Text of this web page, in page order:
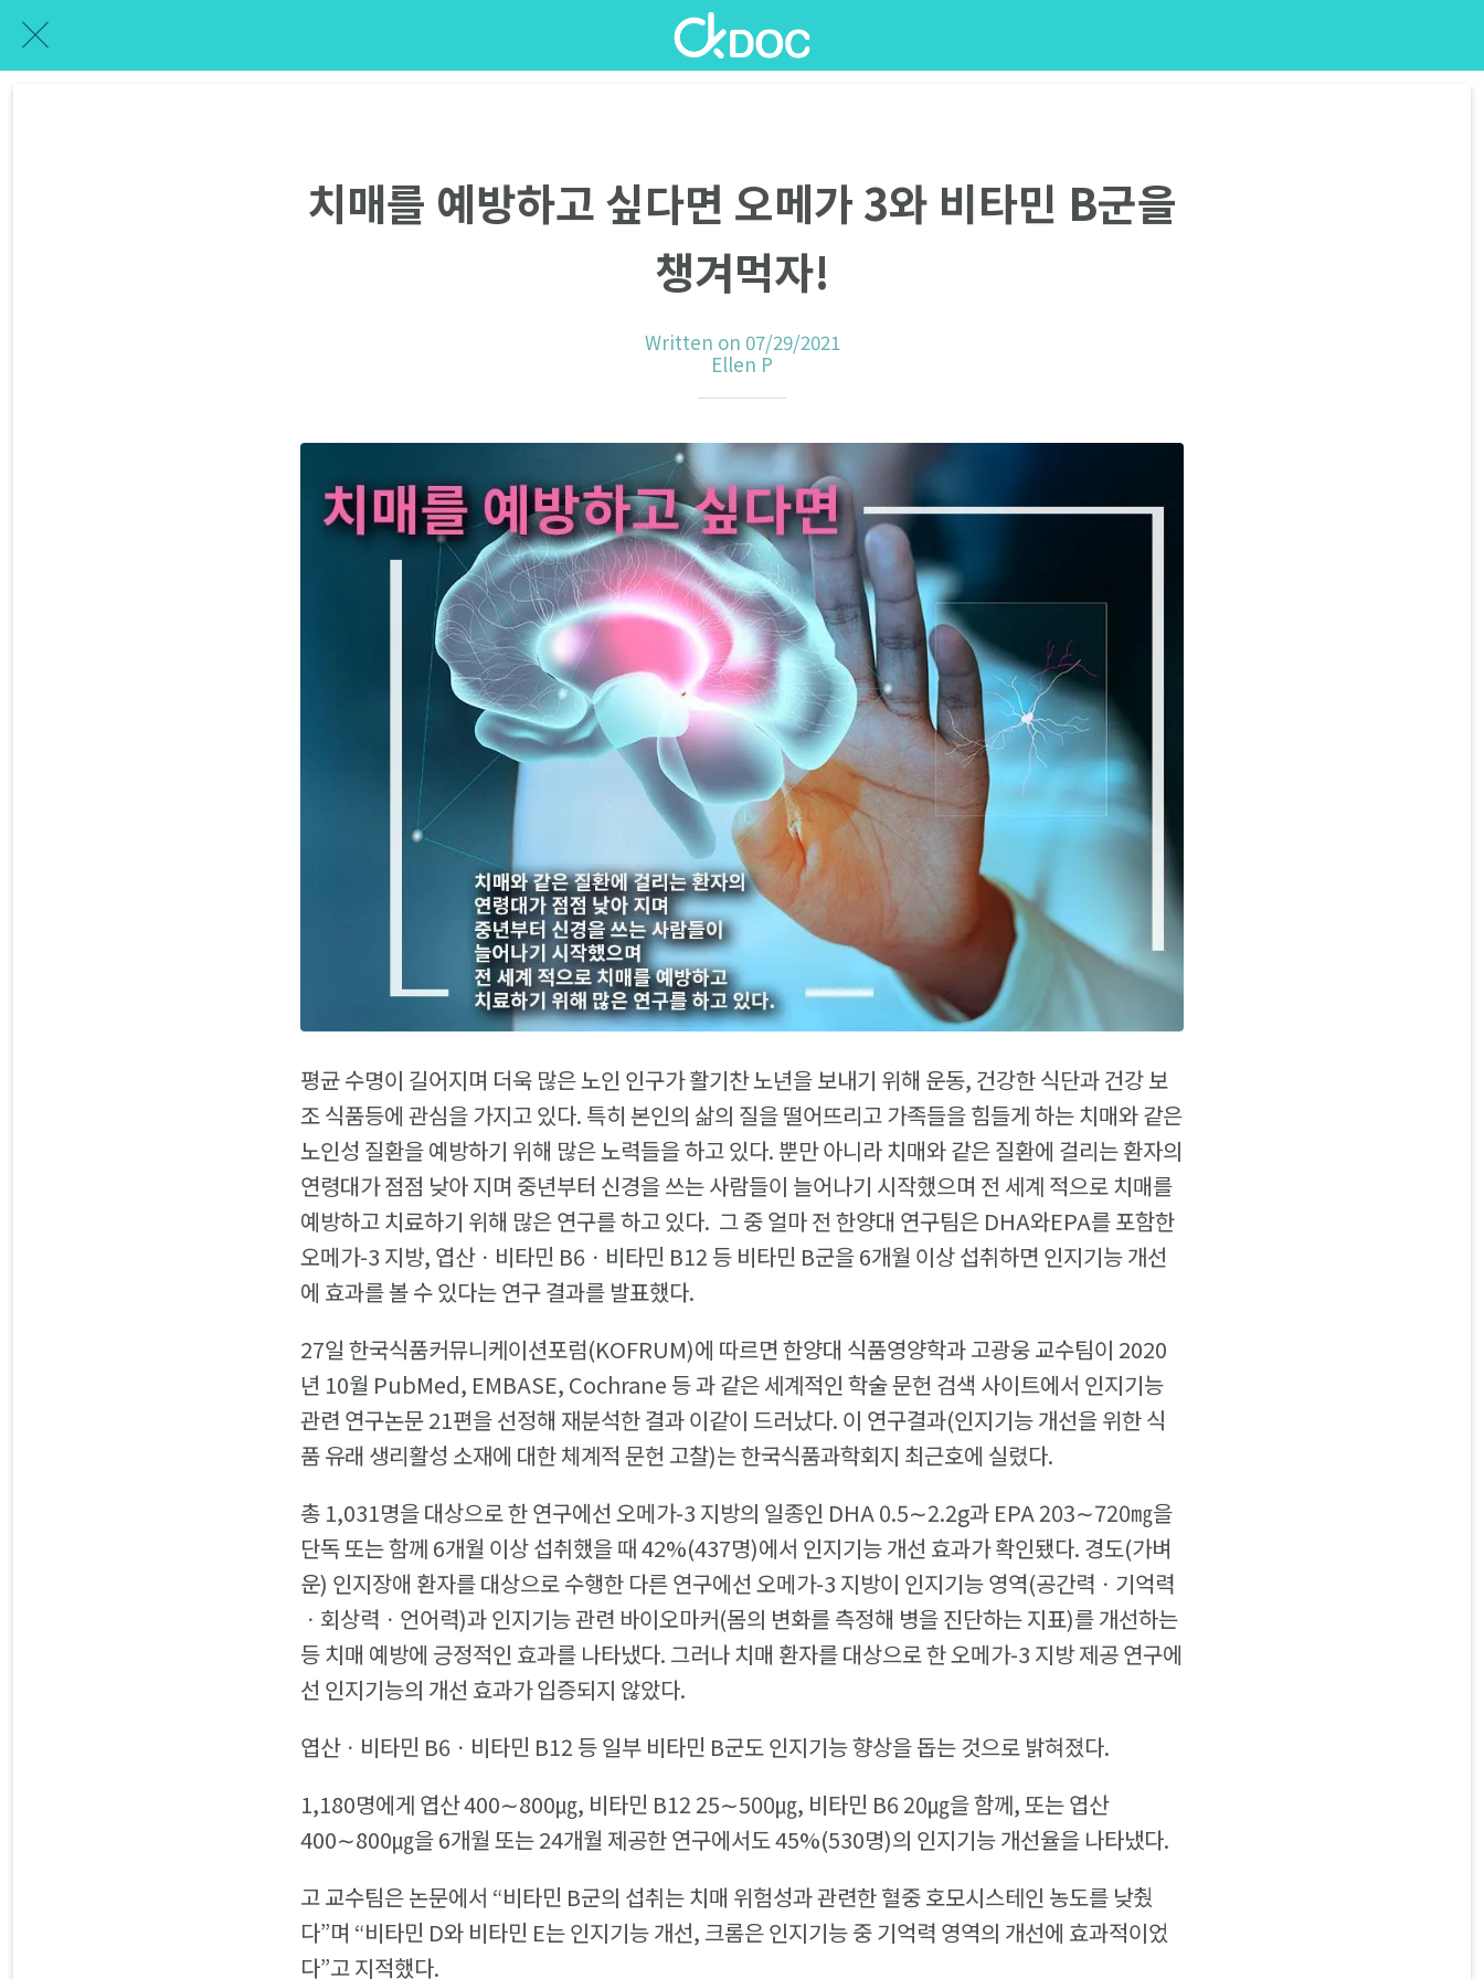
치매를 예방하고 싶다면 오메가 3와 비타민 B군을
챙겨먹자!
Written on 07/29/2021
Ellen P
평균 수명이 길어지며 더욱 많은 노인 인구가 활기찬 노년을 보내기 위해 운동, 건강한 식단과 건강 보
조 식품등에 관심을 가지고 있다. 특히 본인의 삶의 질을 떨어뜨리고 가족들을 힘들게 하는 치매와 같은
노인성 질환을 예방하기 위해 많은 노력들을 하고 있다. 뿐만 아니라 치매와 같은 질환에 걸리는 환자의
연령대가 점점 낮아 지며 중년부터 신경을 쓰는 사람들이 늘어나기 시작했으며 전 세계 적으로 치매를
예방하고 치료하기 위해 많은 연구를 하고 있다. 그 중 얼마 전 한양대 연구팀은 DHA와EPA를 포함한
오메가-3 지방, 엽산ㆍ비타민 B6ㆍ비타민 B12 등 비타민 B군을 6개월 이상 섭취하면 인지기능 개선
에 효과를 볼 수 있다는 연구 결과를 발표했다.
27일 한국식품커뮤니케이션포럼(KOFRUM)에 따르면 한양대 식품영양학과 고광웅 교수팀이 2020
년 10월 PubMed, EMBASE, Cochrane 등 과 같은 세계적인 학술 문헌 검색 사이트에서 인지기능
관련 연구논문 21편을 선정해 재분석한 결과 이같이 드러났다. 이 연구결과(인지기능 개선을 위한 식
품 유래 생리활성 소재에 대한 체계적 문헌 고찰)는 한국식품과학회지 최근호에 실렸다.
총 1,031명을 대상으로 한 연구에선 오메가-3 지방의 일종인 DHA 0.5∼2.2g과 EPA 203∼720㎎을
단독 또는 함께 6개월 이상 섭취했을 때 42%(437명)에서 인지기능 개선 효과가 확인됐다. 경도(가벼
운) 인지장애 환자를 대상으로 수행한 다른 연구에선 오메가-3 지방이 인지기능 영역(공간력ㆍ기억력
ㆍ회상력ㆍ언어력)과 인지기능 관련 바이오마커(몸의 변화를 측정해 병을 진단하는 지표)를 개선하는
등 치매 예방에 긍정적인 효과를 나타냈다. 그러나 치매 환자를 대상으로 한 오메가-3 지방 제공 연구에
선 인지기능의 개선 효과가 입증되지 않았다.
엽산ㆍ비타민 B6ㆍ비타민 B12 등 일부 비타민 B군도 인지기능 향상을 돕는 것으로 밝혀졌다.
1,180명에게 엽산 400∼800㎍, 비타민 B12 25∼500㎍, 비타민 B6 20㎍을 함께, 또는 엽산
400∼800㎍을 6개월 또는 24개월 제공한 연구에서도 45%(530명)의 인지기능 개선율을 나타냈다.
고 교수팀은 논문에서 “비타민 B군의 섭취는 치매 위험성과 관련한 혈중 호모시스테인 농도를 낮췄
다”며 “비타민 D와 비타민 E는 인지기능 개선, 크롬은 인지기능 중 기억력 영역의 개선에 효과적이었
다”고 지적했다.